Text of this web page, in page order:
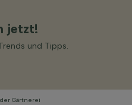
jetzt!
und Tipps.
Gärtnerei